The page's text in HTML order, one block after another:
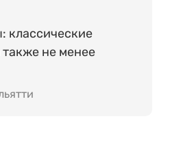
классические
не менее